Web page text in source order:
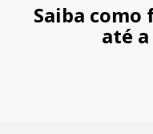
Saiba como
até